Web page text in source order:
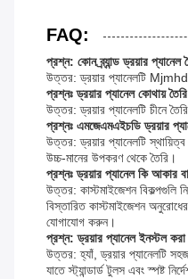
FAQ:
প্রশ্ন: কোন ব্র্যান্ড ড্রয়ার প্যানেল
উত্তর: ড্রয়ার প্যানেলটি Mjmhd
প্রশ্নঃ ড্রয়ার প্যানেল কোথায়
উত্তর: ড্রয়ার প্যানেলটি চীনে
প্রশ্নঃ এমজেএমএইচডি ড্রয়ার
উত্তর: ড্রয়ার প্যানেলটি
উচ্চ-মানের উপকরণ থেকে তৈরি।
প্রশ্নঃ ড্রয়ার প্যানেল কি আকার
উত্তর: কাস্টমাইজেশন বিকল্পগুলি
বিস্তারিত কাস্টমাইজেশন
যোগাযোগ করুন।
প্রশ্ন: ড্রয়ার প্যানেল ইনস্টল
উত্তর: হ্যাঁ, ড্রয়ার প্যানেলটি
যাতে স্ট্যান্ডার্ড টুলস এবং স্পষ্ট